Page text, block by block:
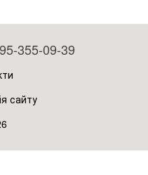
355-09-39
сайту